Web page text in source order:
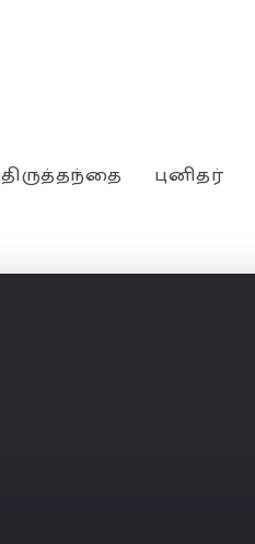
திருத்தந்தை புனிதர்